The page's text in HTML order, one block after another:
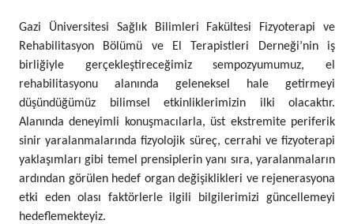
Gazi Üniversitesi Sağlık Bilimleri Fakültesi Fizyoterapi ve
Rehabilitasyon Bölümü ve El Terapistleri Derneği’nin iş
birliğiyle gerçekleştireceğimiz sempozyumumuz, el
rehabilitasyonu alanında geleneksel hale getirmeyi
düşündüğümüz bilimsel etkinliklerimizin ilki olacaktır.
Alanında deneyimli konuşmacılarla, üst ekstremite periferik
sinir yaralanmalarında fizyolojik süreç, cerrahi ve fizyoterapi
yaklaşımları gibi temel prensiplerin yanı sıra, yaralanmaların
ardından görülen hedef organ değişiklikleri ve rejenerasyona
etki eden olası faktörlerle ilgili bilgilerimizi güncellemeyi
hedeflemekteyiz.